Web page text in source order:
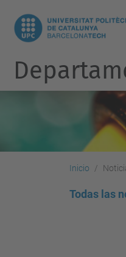
Inicio
Todas las